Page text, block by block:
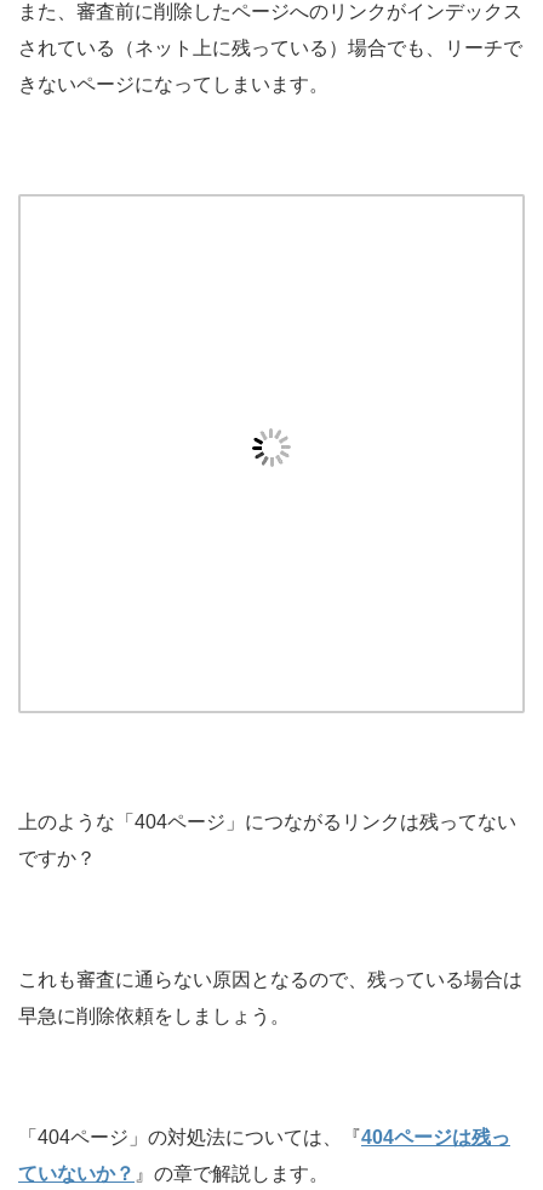
また、審査前に削除したページへのリンクがインデックス
されている（ネット上に残っている）場合でも、リーチで
きないページになってしまいます。
上のような「404ページ」につながるリンクは残ってない
ですか？
これも審査に通らない原因となるので、残っている場合は
早急に削除依頼をしましょう。
「404ページ」の対処法については、『404ページは残っ
ていないか？ 』の章で解説します。